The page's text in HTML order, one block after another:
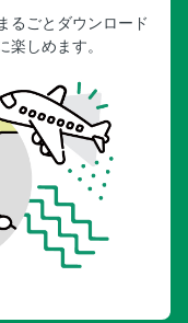
るごとダウンロード
しめます。